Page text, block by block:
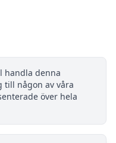
handla denna
till någon av våra
över hela